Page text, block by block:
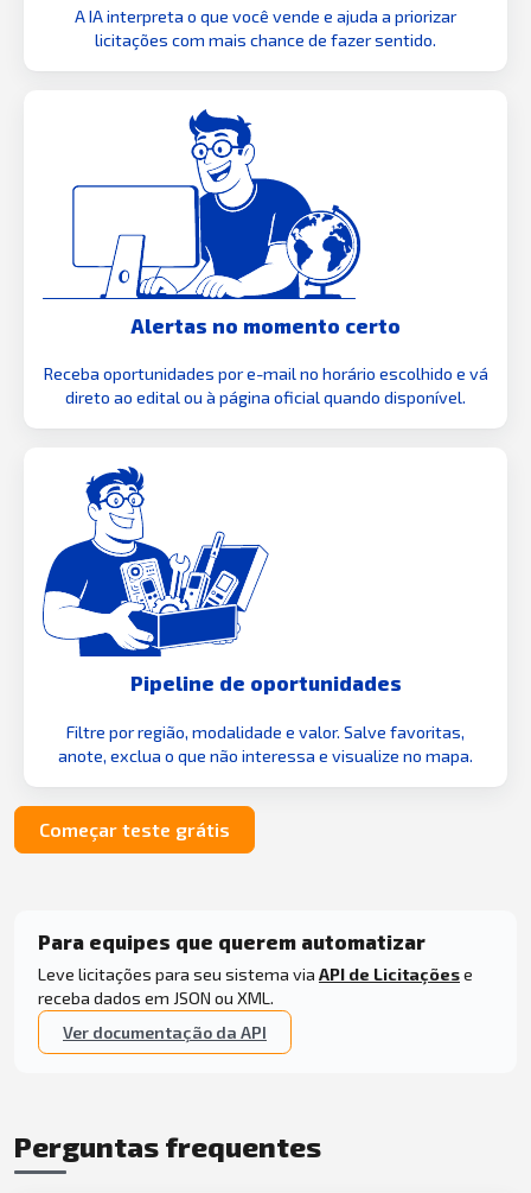
A IA interpreta o que você vende e ajuda a priorizar
licitações com mais chance de fazer sentido.
Alertas no momento certo
Receba oportunidades por e-mail no horário escolhido e vá
direto ao edital ou à página oficial quando disponível.
Pipeline de oportunidades
Filtre por região, modalidade e valor. Salve favoritas,
anote, exclua o que não interessa e visualize no mapa.
Começar teste grátis
Para equipes que querem automatizar
Leve licitações para seu sistema via API de Licitaçõese
receba dados em JSON ou XML.
Ver documentação da API
Perguntas frequentes